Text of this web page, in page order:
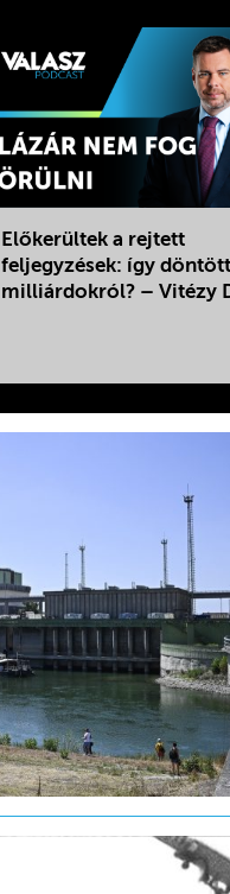
Előkerültek a rejtett
feljegyzések: így
milliárdokról? – Vitézy